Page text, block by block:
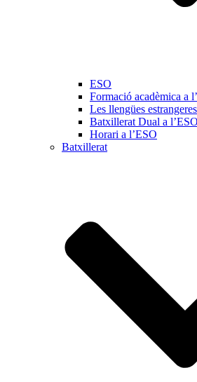
ESO
Formació acadèmica a
Les llengües
Batxillerat Dual a l’ESO
Horari a l’ESO
Batxillerat